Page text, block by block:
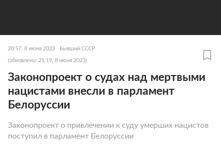
20:57, 8 июня 2023 Бывший СССР
(обновлено: 21:19, 8 июня 2023)
Законопроект о судах над мертвыми
нацистами внесли в парламент
Белоруссии
Законопроект о привлечении к суду умерших нацистов
поступил в парламент Белоруссии